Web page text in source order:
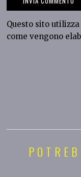
Questo sito
come vengono